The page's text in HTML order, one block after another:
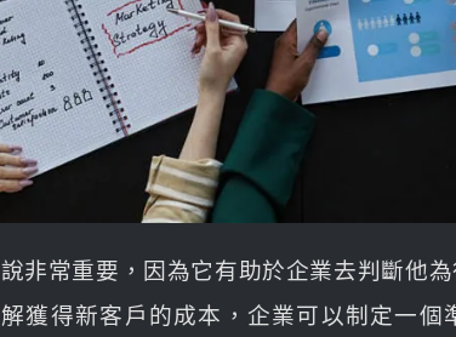
非常重要，因為它有助於企業去判斷他
解獲得新客戶的成本，企業可以制定一